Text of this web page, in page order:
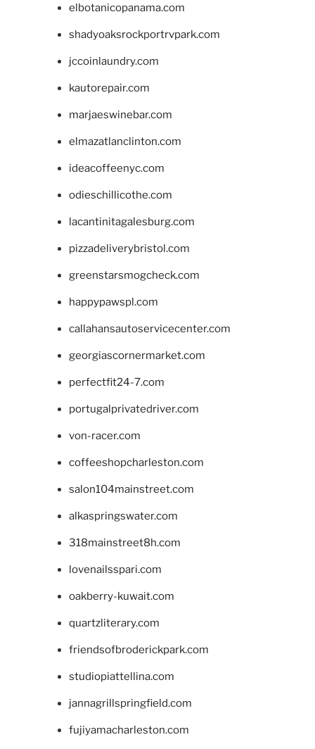
elbotanicopanama.com
shadyoaksrockportrvpark.com
jccoinlaundry.com
kautorepair.com
marjaeswinebar.com
elmazatlanclinton.com
ideacoffeenyc.com
odieschillicothe.com
lacantinitagalesburg.com
pizzadeliverybristol.com
greenstarsmogcheck.com
happypawspl.com
callahansautoservicecenter.com
georgiascornermarket.com
perfectfit24-7.com
portugalprivatedriver.com
von-racer.com
coffeeshopcharleston.com
salon104mainstreet.com
alkaspringswater.com
318mainstreet8h.com
lovenailsspari.com
oakberry-kuwait.com
quartzliterary.com
friendsofbroderickpark.com
studiopiattellina.com
jannagrillspringfield.com
fujiyamacharleston.com